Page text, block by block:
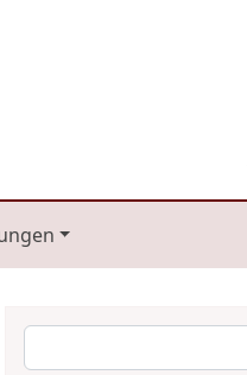
Suche